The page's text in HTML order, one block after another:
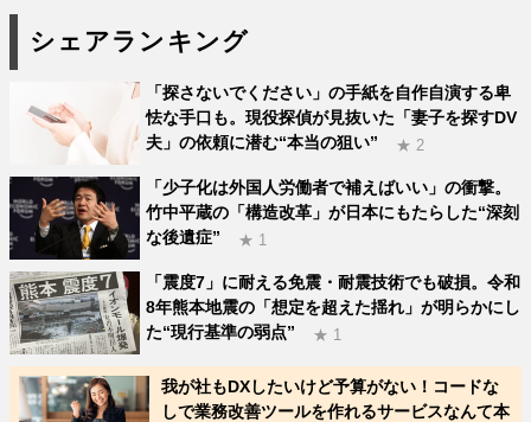
シェアランキング
「探さないでください」の手紙を自作自演する卑
怯な手口も。現役探偵が見抜いた「妻子を探すDV
夫」の依頼に潜む“本当の狙い”
★ 2
「少子化は外国人労働者で補えばいい」の衝撃。
竹中平蔵の「構造改革」が日本にもたらした“深刻
な後遺症”
★ 1
「震度7」に耐える免震・耐震技術でも破損。令和
8年熊本地震の「想定を超えた揺れ」が明らかにし
た“現行基準の弱点”
★ 1
我が社もDXしたいけど予算がない！コードな
しで業務改善ツールを作れるサービスなんて本